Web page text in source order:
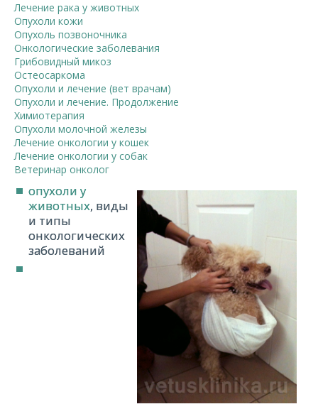
Лечение рака у животных
Опухоли кожи
Опухоль позвоночника
Онкологические заболевания
Грибовидный микоз
Остеосаркома
Опухоли и лечение (вет врачам)
Опухоли и лечение. Продолжение
Химиотерапия
Опухоли молочной железы
Лечение онкологии у кошек
Лечение онкологии у собак
Ветеринар онколог
опухоли у
животных, виды
и типы
онкологических
заболеваний